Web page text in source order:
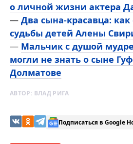
о личной жизни актера
— Два сына-красавца:
судьбы детей Алены
— Мальчик с душой
могли не знать о сыне
Долматове
АВТОР: ВЛАД РИГА
Подписаться в Google